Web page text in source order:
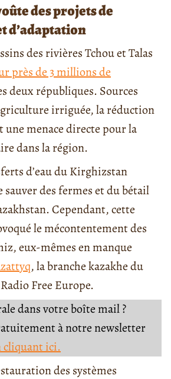
des projets de
d’adaptation
des rivières Tchou et Talas
près de 3 millions de
deux républiques. Sources
irriguée, la réduction
une menace directe pour la
dans la région.
d’eau du Kirghizstan
des fermes et du bétail
Cependant, cette
le mécontentement des
eux-mêmes en manque
, la branche kazakhe du
Free Europe.
dans votre boîte mail ?
à notre newsletter
cliquant ici.
des systèmes